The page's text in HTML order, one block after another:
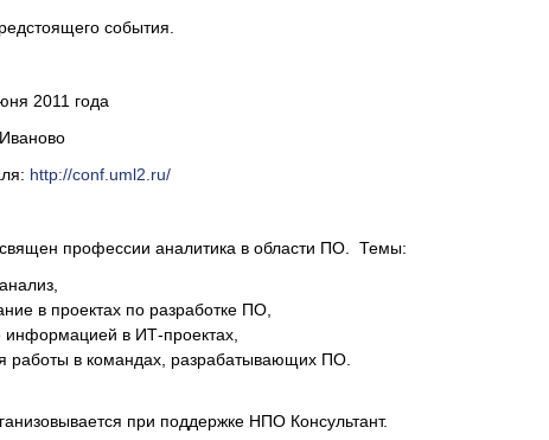
события.
2011 года
http://conf.uml2.ru/
профессии аналитика в области ПО. Темы:
в проектах по разработке ПО,
информацией в ИТ-проектах,
работы в командах, разрабатывающих ПО.
при поддержке НПО Консультант.